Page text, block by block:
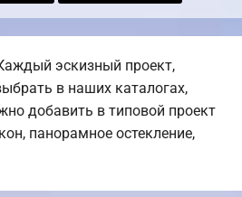
эскизный проект,
в наших каталогах,
добавить в типовой проект
панорамное остекление,